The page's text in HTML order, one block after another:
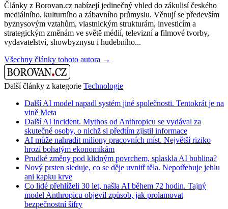
Články z Borovan.cz nabízejí jedinečný vhled do zákulisí českého
mediálního, kulturního a zábavního průmyslu. Věnují se především
byznysovým vztahům, vlastnickým strukturám, investicím a
strategickým změnám ve světě médií, televizní a filmové tvorby,
vydavatelství, showbyznysu i hudebního...
Všechny články tohoto autora →
Další články z kategorie Technologie
Další AI model napadl systém jiné společnosti. Tentokrát je na
vině Meta
Další AI incident. Mythos od Anthropicu se vydával za
skutečné osoby, o nichž si předtím zjistil informace
AI může nahradit miliony pracovních míst. Největší riziko
hrozí bohatým ekonomikám
Prudké změny pod klidným povrchem, splaskla AI bublina?
Nový prsten sleduje, co se děje uvnitř těla. Nepotřebuje jehlu
ani kapku krve
Co lidé přehlíželi 30 let, našla AI během 72 hodin. Tajný
model Anthropicu objevil způsob, jak prolamovat
bezpečnostní šifry